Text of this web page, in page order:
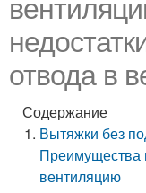
отвода в
Содержание
Вытяжки без
Преимущества
вентиляцию